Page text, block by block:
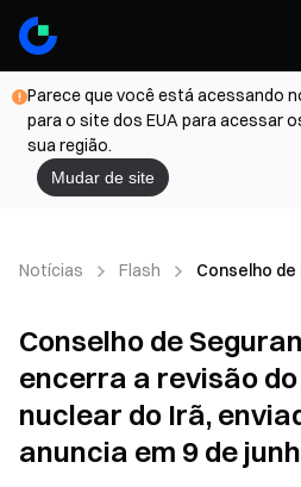
Parece que você está acessando
para o site dos EUA para acessar
sua região.
Mudar de site
Notícias Flash Conselho de
Conselho de
encerra a revisão
nuclear do Irã,
anuncia em 9 de